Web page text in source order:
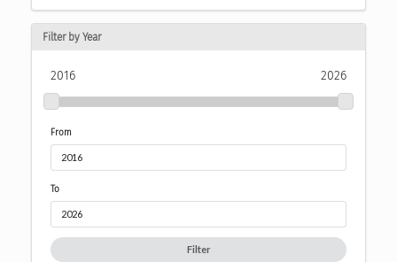
Filter by Year
2016 2026
From
To
Filter